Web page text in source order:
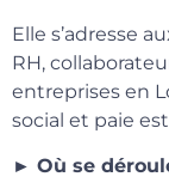
Elle s’adresse
RH,
entreprises en
social et paie
► Où se